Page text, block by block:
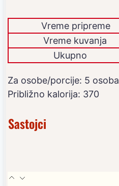
Vreme pripreme
Vreme kuvanja
Ukupno
Za osobe/porcije: 5 osoba
Približno kalorija: 370
Sastojci